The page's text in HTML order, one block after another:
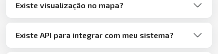
Existe visualização no mapa?
Existe API para integrar com meu sistema?